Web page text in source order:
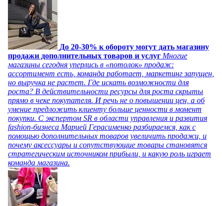
До 20-30% к обороту могут дать магазину
продажи дополнительных товаров и услуг Многие
магазины сегодня уперлись в «потолок» продаж:
ассортимент есть, команда работает, маркетинг запущен,
но выручка не растет. Где искать возможности для
роста? В действительности ресурсы для роста скрыты
прямо в чеке покупателя. И речь не о повышении цен, а об
умение предложить клиенту больше ценности в момент
покупки. С экспертом SR в области управления и развития
fashion-бизнеса Марией Герасименко разбираемся, как с
помощью дополнительных товаров увеличить продажи, и
почему аксессуары и сопутствующие товары становятся
стратегическим источником прибыли, и какую роль играет
команда магазина.